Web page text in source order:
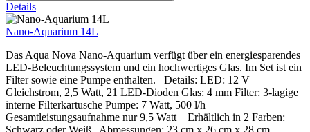
Details
Nano-Aquarium 14L
Das Aqua Nova Nano-Aquarium verfügt über ein energiesparendes
LED-Beleuchtungssystem und ein hochwertiges Glas. Im Set ist ein
Filter sowie eine Pumpe enthalten. Details: LED: 12 V
Gleichstrom, 2,5 Watt, 21 LED-Dioden Glas: 4 mm Filter: 3-lagige
interne Filterkartusche Pumpe: 7 Watt, 500 l/h
Gesamtleistungsaufnahme nur 9,5 Watt Erhältlich in 2 Farben: